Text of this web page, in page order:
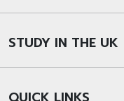
STUDY IN THE UK